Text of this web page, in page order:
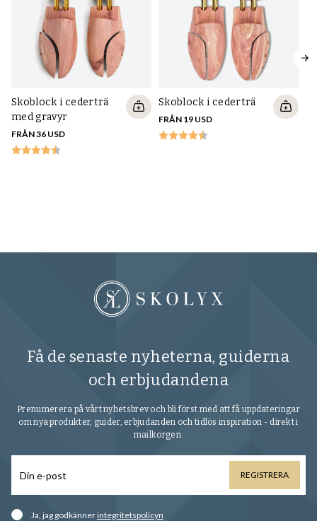
Skoblock i cederträ
med gravyr
FRÅN 36 USD
Skoblock i cederträ
FRÅN 19 USD
Få de senaste nyheterna, guiderna
och erbjudandena
Prenumerera på vårt nyhetsbrev och bli först med att få uppdateringar
om nya produkter, guider, erbjudanden och tidlös inspiration - direkt i
mailkorgen.
REGISTRERA
Ja, jag godkännerintegritetspolicyn